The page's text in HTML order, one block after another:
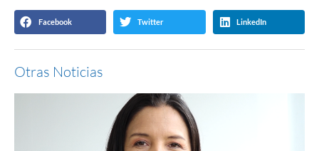
Facebook Twitter LinkedIn
Otras Noticias